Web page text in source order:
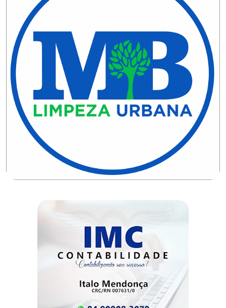
RN
CICLISMO
COMPETIÇÃO
COMPROMISSO
CONFERÊNCIA
MUNDO